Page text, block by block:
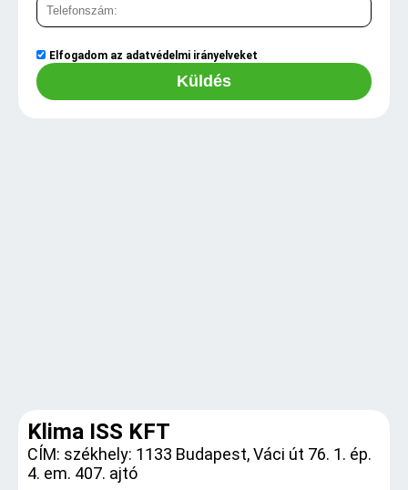
Elfogadom az adatvédelmi irányelveket
Küldés
Klima ISS KFT
CÍM: székhely: 1133 Budapest, Váci út 76. 1. ép.
4. em. 407. ajtó